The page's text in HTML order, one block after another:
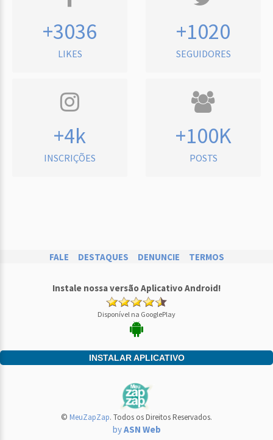
+3036
LIKES
+1020
SEGUIDORES
+4k
INSCRIÇÕES
+100K
POSTS
FALE DESTAQUES DENUNCIE TERMOS
Instale nossa versão Aplicativo Android!
Disponível na GooglePlay
INSTALAR APLICATIVO
© MeuZapZap. Todos os Direitos Reservados.
byASN Web